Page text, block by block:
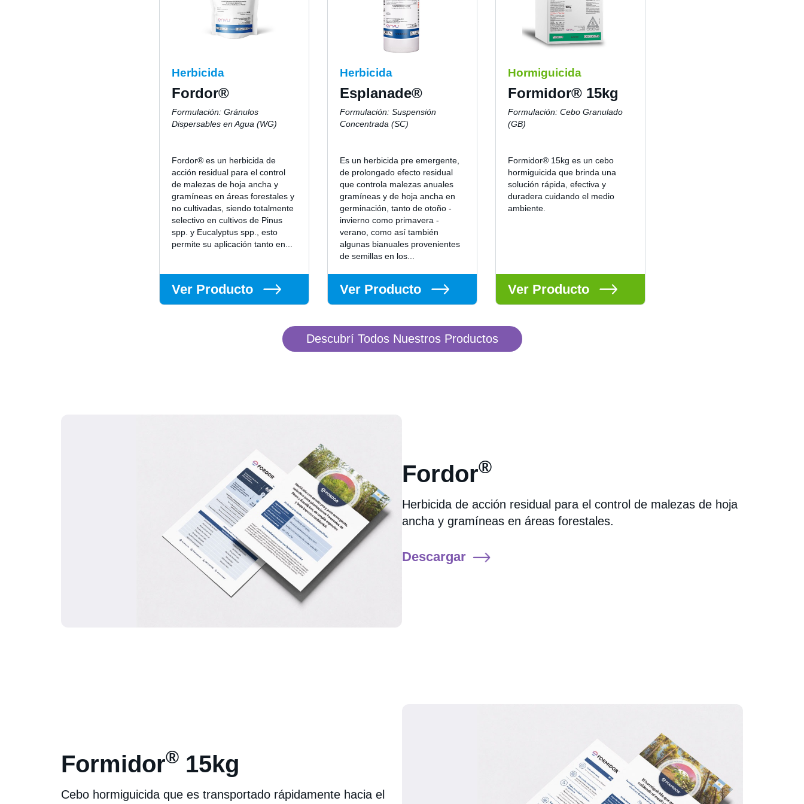
Herbicida
Fordor®
Formulación: Gránulos
Dispersables en Agua (WG)
Fordor® es un herbicida de
acción residual para el control
de malezas de hoja ancha y
gramíneas en áreas forestales y
no cultivadas, siendo totalmente
selectivo en cultivos de Pinus
spp. y Eucalyptus spp., esto
permite su aplicación tanto en...
Ver Producto
Herbicida
Esplanade®
Formulación: Suspensión
Concentrada (SC)
Es un herbicida pre emergente,
de prolongado efecto residual
que controla malezas anuales
gramíneas y de hoja ancha en
germinación, tanto de otoño -
invierno como primavera -
verano, como así también
algunas bianuales provenientes
de semillas en los...
Ver Producto
Hormiguicida
Formidor® 15kg
Formulación: Cebo Granulado
(GB)
Formidor® 15kg es un cebo
hormiguicida que brinda una
solución rápida, efectiva y
duradera cuidando el medio
ambiente.
Ver Producto
Descubrí Todos Nuestros Productos
Fordor®
Herbicida de acción residual para el control de malezas de hoja
ancha y gramíneas en áreas forestales.
Descargar
Formidor® 15kg
Cebo hormiguicida que es transportado rápidamente hacia el